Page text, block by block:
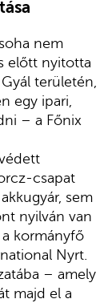
nem
előtt nyitotta
területén,
egy ipari,
– a Főnix
csapat
sem
nyilván van
kormányfő
Nyrt.
– amely
majd el a